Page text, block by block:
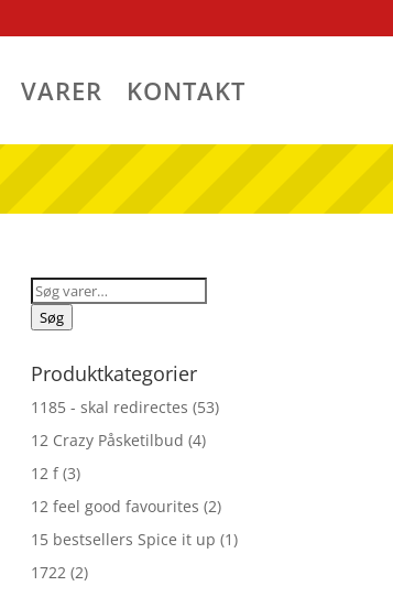
VARER KONTAKT
Søg
efter:
Søg
Produktkategorier
1185 - skal redirectes (53)
12 Crazy Påsketilbud (4)
12 f (3)
12 feel good favourites (2)
15 bestsellers Spice it up (1)
1722 (2)